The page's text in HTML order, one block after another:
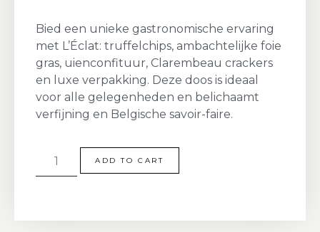
Bied een unieke gastronomische ervaring
met L’Éclat: truffelchips, ambachtelijke foie
gras, uienconfituur, Clarembeau crackers
en luxe verpakking. Deze doos is ideaal
voor alle gelegenheden en belichaamt
verfijning en Belgische savoir-faire.
ADD TO CART